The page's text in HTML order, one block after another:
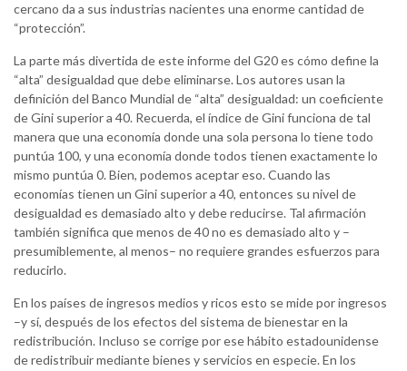
cercano da a sus industrias nacientes una enorme cantidad de
“protección”.
La parte más divertida de este informe del G20 es cómo define la
“alta” desigualdad que debe eliminarse. Los autores usan la
definición del Banco Mundial de “alta” desigualdad: un coeficiente
de Gini superior a 40. Recuerda, el índice de Gini funciona de tal
manera que una economía donde una sola persona lo tiene todo
puntúa 100, y una economía donde todos tienen exactamente lo
mismo puntúa 0. Bien, podemos aceptar eso. Cuando las
economías tienen un Gini superior a 40, entonces su nivel de
desigualdad es demasiado alto y debe reducirse. Tal afirmación
también significa que menos de 40 no es demasiado alto y –
presumiblemente, al menos– no requiere grandes esfuerzos para
reducirlo.
En los países de ingresos medios y ricos esto se mide por ingresos
–y sí, después de los efectos del sistema de bienestar en la
redistribución. Incluso se corrige por ese hábito estadounidense
de redistribuir mediante bienes y servicios en especie. En los